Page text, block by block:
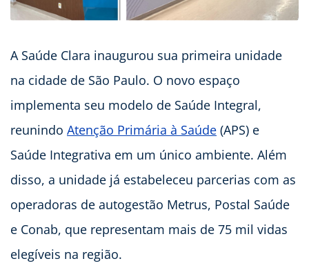
A Saúde Clara inaugurou sua primeira unidade
na cidade de São Paulo. O novo espaço
implementa seu modelo de Saúde Integral,
reunindo Atenção Primária à Saúde (APS) e
Saúde Integrativa em um único ambiente. Além
disso, a unidade já estabeleceu parcerias com as
operadoras de autogestão Metrus, Postal Saúde
e Conab, que representam mais de 75 mil vidas
elegíveis na região.